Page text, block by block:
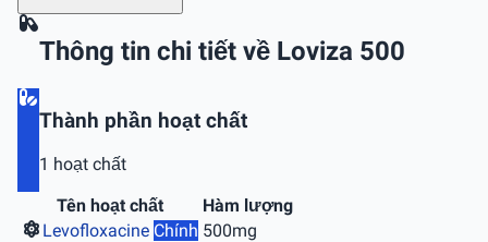
Thông tin chi tiết về Loviza 500
Thành phần hoạt chất
1 hoạt chất
Tên hoạt chất
Hàm lượng
Levofloxacine Chính 500mg